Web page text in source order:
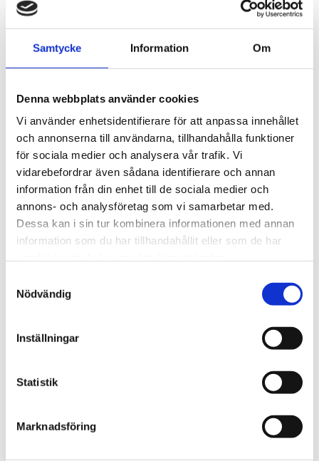
Samtycke Information Om
Denna webbplats använder cookies
Vi använder enhetsidentifierare för att anpassa innehållet
och annonserna till användarna, tillhandahålla funktioner
för sociala medier och analysera vår trafik. Vi
vidarebefordrar även sådana identifierare och annan
information från din enhet till de sociala medier och
annons- och analysföretag som vi samarbetar med.
Dessa kan i sin tur kombinera informationen med annan
information som du har tillhandahållit eller som de har
Nödvändig
Inställningar
Statistik
Marknadsföring
5 050,00KR
Antal
Lagervara
Artikelnr
20252029